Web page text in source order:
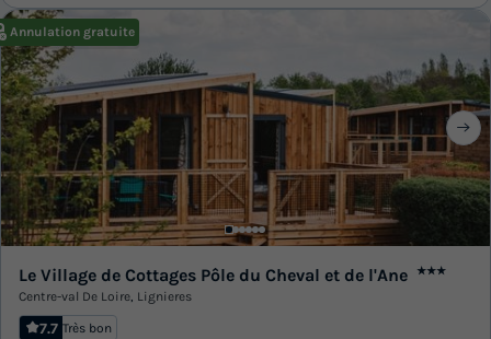
Annulation gratuite
Le Village de Cottages Pôle du Cheval et de l'Ane ★★★
Centre-val De Loire, Lignieres
7.7 Très bon